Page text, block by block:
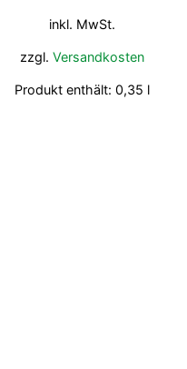
inkl. MwSt.
zzgl.Versandkosten
Produkt enthält: 0,35 l